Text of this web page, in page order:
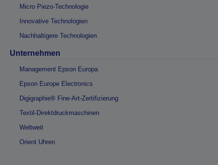
Micro Piezo-Technologie
Innovative Technologien
Nachhaltigere Technologien
Unternehmen
Management Epson Europa
Epson Europe Electronics
Digigraphie® Fine-Art-Zertifizierung
Textil-Direktdruckmaschinen
Weltweit
Orient Uhren